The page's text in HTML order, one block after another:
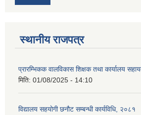
स्थानीय राजपत्र
प्रारम्भिकक वालविकास शिक्षक तथा कार्यालय
मिति: 01/08/2025 - 14:10
विद्यालय सहयोगी छनौट सम्बन्धी कार्यविधि, २०८१